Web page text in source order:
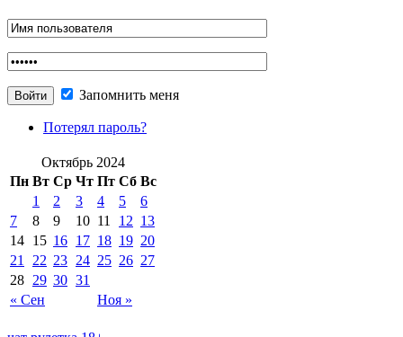
Запомнить меня
Потерял пароль?
Октябрь 2024
Пн Вт Ср Чт Пт Сб Вс
« Сен Ноя »
1 2 3 4 5
6
7
8 9 10 11 12 13
14 15 16 17 18 19 20
21
22 23 24 25 26 27
28 29 30 31